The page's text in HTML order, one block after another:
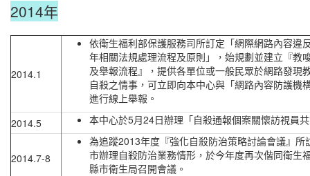
2014年
2014.1
依衛生福利部保護服務司所訂定「網際網路內容違
年相關法規處理流程及原則」，始規劃並建立『教
及舉報流程』，提供各單位或一般民眾於網路發現
自殺之情事，可立即向本中心與「網路內容防護機
進行線上舉報。
2014.5
本中心於5月24日辦理「自殺通報個案關懷訪視員
2014.7-8
為追蹤2013年度『強化自殺防治策略討論會議』所
市辦理自殺防治業務情形，於今年度再次偕同衛生
縣市衛生局召開會議。